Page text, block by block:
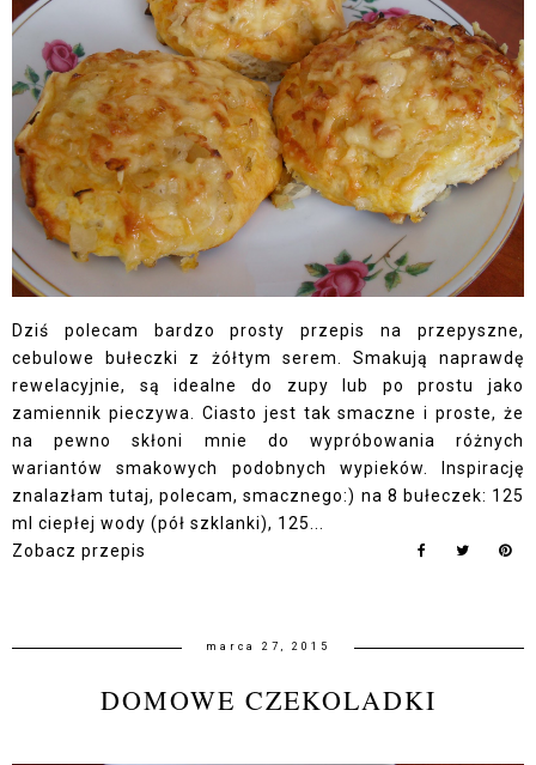
Dziś polecam bardzo prosty przepis na przepyszne,
cebulowe bułeczki z żółtym serem. Smakują naprawdę
rewelacyjnie, są idealne do zupy lub po prostu jako
zamiennik pieczywa. Ciasto jest tak smaczne i proste, że
na pewno skłoni mnie do wypróbowania różnych
wariantów smakowych podobnych wypieków. Inspirację
znalazłam tutaj, polecam, smacznego:) na 8 bułeczek: 125
ml ciepłej wody (pół szklanki), 125...
Zobacz przepis
marca 27, 2015
DOMOWE CZEKOLADKI